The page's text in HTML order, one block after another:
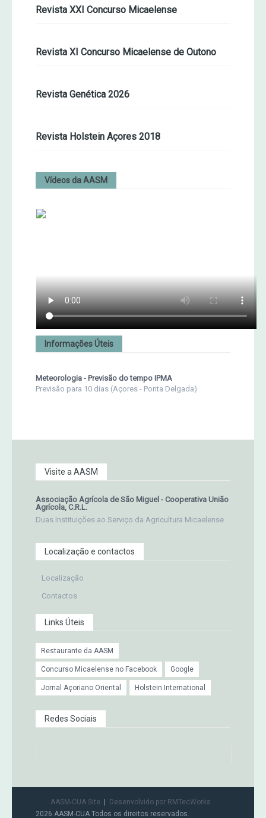
Revista XXI Concurso Micaelense
Revista XI Concurso Micaelense de Outono
Revista Genética 2026
Revista Holstein Açores 2018
Vídeos da AASM
Informações Úteis
Meteorologia - Previsão do tempo IPMA
Previsão para 10 dias (Açores - Ponta Delgada)
Visite a AASM
Associação Agrícola de São Miguel - Cooperativa União
Agrícola, C.R.L.
Duas Instituições ao Serviço da Agricultura Micaelense
Localização e contactos
Localização
Contactos
Links Úteis
Restaurante da AASM
Concurso Micaelense no Facebook Google
Jornal Açoriano Oriental Holstein International
Redes Sociais
AASM-CUA Site
Desenvolvido por RMTecWorks
2026 AASM-CUA Todos os direitos reservados.